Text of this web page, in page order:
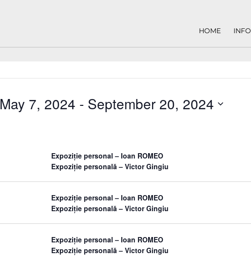
HOME INFO
May 7, 2024 - September 20, 2024
Expoziție personal – Ioan ROMEO
Expoziție personală – Victor Gingiu
Expoziție personal – Ioan ROMEO
Expoziție personală – Victor Gingiu
Expoziție personal – Ioan ROMEO
Expoziție personală – Victor Gingiu